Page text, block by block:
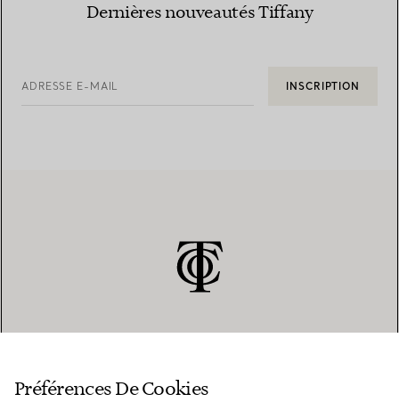
Dernières nouveautés Tiffany
ADRESSE E-MAIL INSCRIPTION
Préférences De Cookies